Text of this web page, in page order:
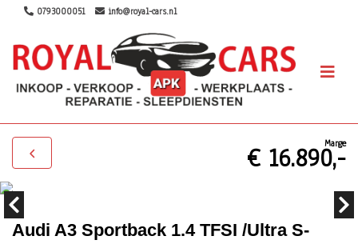
0793000051 info@royal-cars.nl
Marge
€ 16.890,-
Audi A3 Sportback 1.4 TFSI /Ultra S-